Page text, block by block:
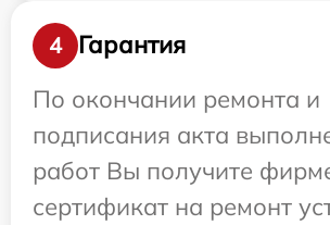
4
Гарантия
По окончании ремонта и
подписания акта
работ Вы получите
сертификат на ремонт